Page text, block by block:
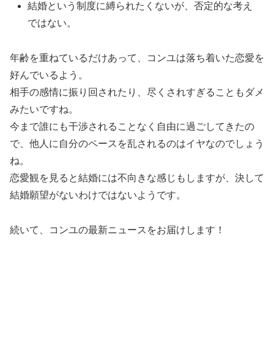
結婚という制度に縛られたくないが、否定的な考え
ではない。
年齢を重ねているだけあって、コンユは落ち着いた恋愛を
好んでいるよう。
相手の感情に振り回されたり、尽くされすぎることもダメ
みたいですね。
今まで誰にも干渉されることなく自由に過ごしてきたの
で、他人に自分のペースを乱されるのはイヤなのでしょう
ね。
恋愛観を見ると結婚には不向きな感じもしますが、決して
結婚願望がないわけではないようです。
続いて、コンユの最新ニュースをお届けします！